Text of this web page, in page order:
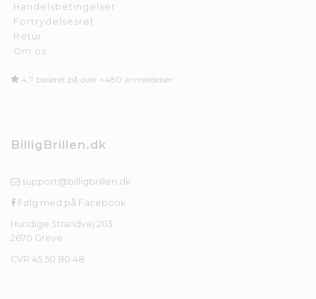
Handelsbetingelser
Fortrydelsesret
Retur
Om os
4,7 baseret på over +480 anmeldelser
BilligBrillen.dk
support@billigbrillen.dk
Følg med på Facebook
Hundige Strandvej 203
2670 Greve
CVR 45 50 80 48